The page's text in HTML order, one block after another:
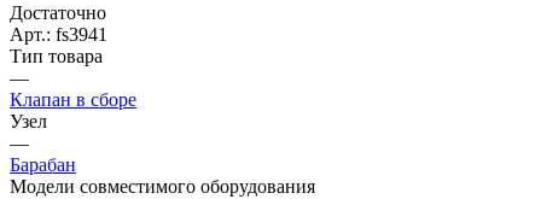
Достаточно
Арт.: fs3941
Тип товара
—
Клапан в сборе
Узел
—
Барабан
Модели совместимого оборудования